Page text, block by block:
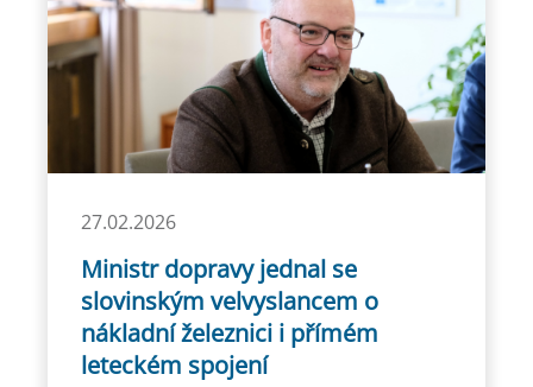
27.02.2026
Ministr dopravy jednal se
slovinským velvyslancem o
nákladní železnici i přímém
leteckém spojení